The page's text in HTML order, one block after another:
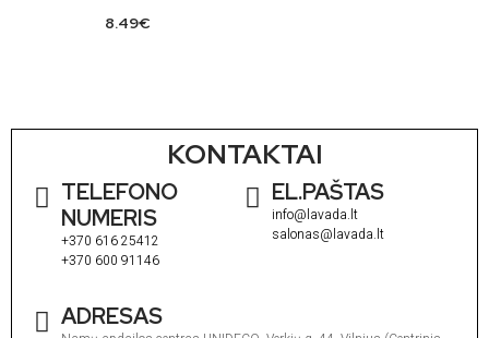
8.49€
KONTAKTAI
TELEFONO
NUMERIS
+370 616 25412
+370 600 91146
EL.PAŠTAS
info@lavada.lt
salonas@lavada.lt
ADRESAS